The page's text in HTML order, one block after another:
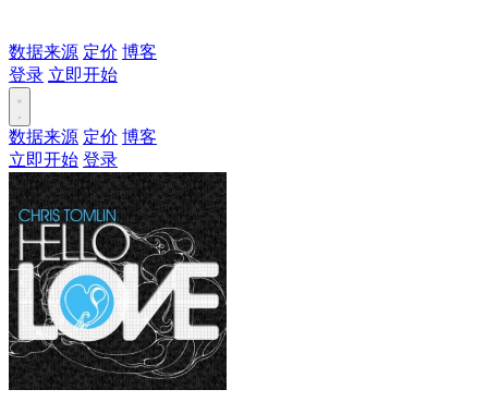
数据来源 定价 博客
登录 立即开始
数据来源 定价 博客
立即开始 登录